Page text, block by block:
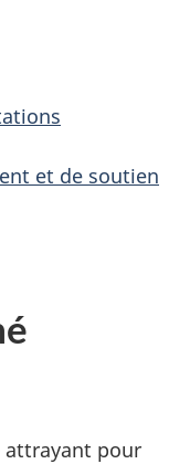
et de soutien
attrayant pour